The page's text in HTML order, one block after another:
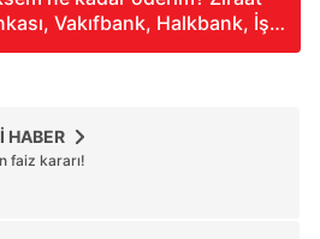
Vakıfbank, Halkbank, İş
geri ödeme tablosu
HABER
faiz kararı!